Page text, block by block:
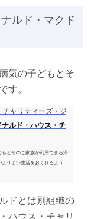
ルド・マクド
気の子どもとそ
す。
ャリティーズ・ジャパン
ルド・ハウス・チ
もとそのご家族が利用できる滞
りよい生活をおくれるように
ドとは別組織の
ハウス・チャリ